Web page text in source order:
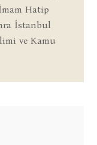
Hatip
İstanbul
ve Kamu